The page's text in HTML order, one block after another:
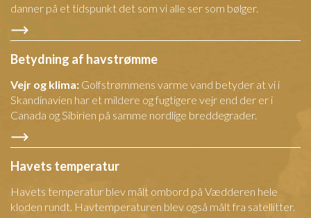
danner på et tidspunkt det som vi alle ser som bølger.
Betydning af havstrømme
Vejr og klima: Golfstrømmens varme vand betyder at vi i
Skandinavien har et mildere og fugtigere vejr end der er i
Canada og Sibirien på samme nordlige breddegrader.
Havets temperatur
Havets temperatur blev målt ombord på Vædderen hele
kloden rundt. Havtemperaturen blev også målt fra satellitter.